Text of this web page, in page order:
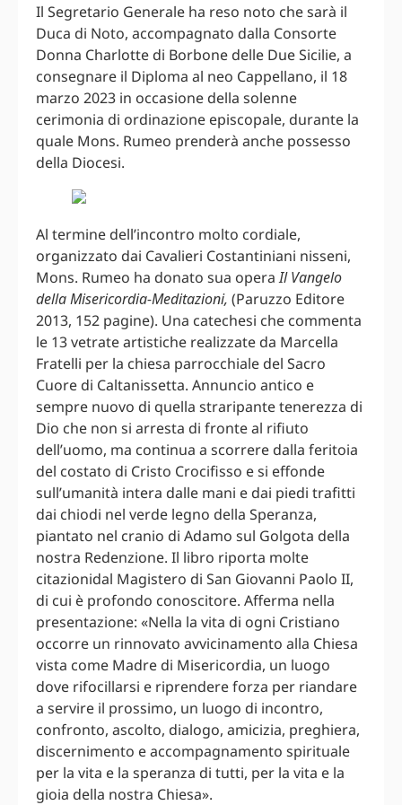
Il Segretario Generale ha reso noto che sarà il
Duca di Noto, accompagnato dalla Consorte
Donna Charlotte di Borbone delle Due Sicilie, a
consegnare il Diploma al neo Cappellano, il 18
marzo 2023 in occasione della solenne
cerimonia di ordinazione episcopale, durante la
quale Mons. Rumeo prenderà anche possesso
della Diocesi.
Al termine dell’incontro molto cordiale,
organizzato dai Cavalieri Costantiniani nisseni,
Mons. Rumeo ha donato sua operaIl Vangelo
della Misericordia-Meditazioni, (Paruzzo Editore
2013, 152 pagine). Una catechesi che commenta
le 13 vetrate artistiche realizzate da Marcella
Fratelli per la chiesa parrocchiale del Sacro
Cuore di Caltanissetta. Annuncio antico e
sempre nuovo di quella straripante tenerezza di
Dio che non si arresta di fronte al rifiuto
dell’uomo, ma continua a scorrere dalla feritoia
del costato di Cristo Crocifisso e si effonde
sull’umanità intera dalle mani e dai piedi trafitti
dai chiodi nel verde legno della Speranza,
piantato nel cranio di Adamo sul Golgota della
nostra Redenzione. Il libro riporta molte
citazionidal Magistero di San Giovanni Paolo II,
di cui è profondo conoscitore. Afferma nella
presentazione: «Nella la vita di ogni Cristiano
occorre un rinnovato avvicinamento alla Chiesa
vista come Madre di Misericordia, un luogo
dove rifocillarsi e riprendere forza per riandare
a servire il prossimo, un luogo di incontro,
confronto, ascolto, dialogo, amicizia, preghiera,
discernimento e accompagnamento spirituale
per la vita e la speranza di tutti, per la vita e la
gioia della nostra Chiesa».